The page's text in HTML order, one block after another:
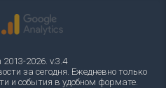
2026. v.3.4
за сегодня. Ежедневно только
и события в удобном формате.